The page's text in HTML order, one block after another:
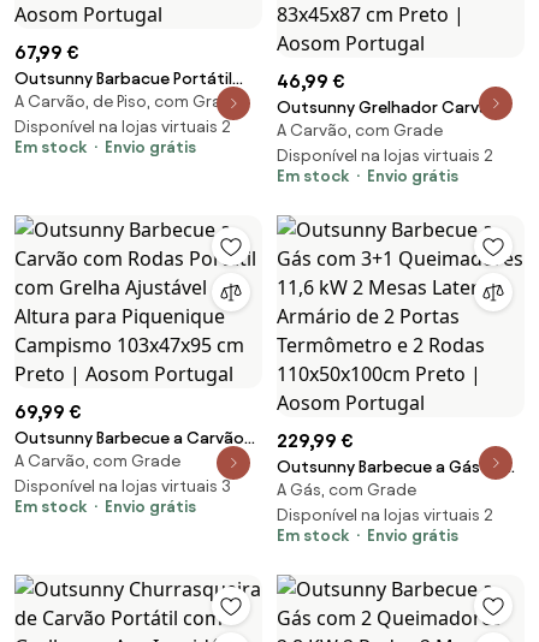
67,99 €
Outsunny Barbacue Portátil
com Espeto a Carvão 118x32x90
cm Espeto Giratório Ajustável
Altura 3 Níveis Preto | Aosom
A Carvão, de Piso, com Grade
Disponível na lojas virtuais 2
Em stock
Envio grátis
46,99 €
Outsunny Grelhador Carvão
com Grelha Ajustável em Altura
Prateleiras e Rodas para Jardim
Exterior Campismo 83x45x87
A Carvão, com Grade
Disponível na lojas virtuais 2
Em stock
Envio grátis
69,99 €
Outsunny Barbecue a Carvão
com Rodas Portátil com Grelha
Ajustável em Altura para
Piquenique Campismo
A Carvão, com Grade
Disponível na lojas virtuais 3
Em stock
Envio grátis
229,99 €
Outsunny Barbecue a Gás com
3+1 Queimadores 11,6 kW 2
Mesas Laterais Armário de 2
Portas Termômetro e 2 Rodas
Portugal
A Gás, com Grade
Disponível na lojas virtuais 2
Em stock
Envio grátis